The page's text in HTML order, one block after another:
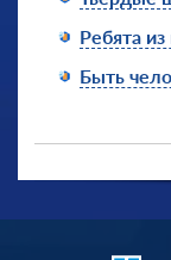
Ребята
Быть